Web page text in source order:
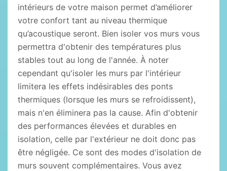
intérieurs de votre maison permet d’améliorer
votre confort tant au niveau thermique
qu’acoustique seront. Bien isoler vos murs vous
permettra d'obtenir des températures plus
stables tout au long de l'année. À noter
cependant qu'isoler les murs par l'intérieur
limitera les effets indésirables des ponts
thermiques (lorsque les murs se refroidissent),
mais n'en éliminera pas la cause. Afin d'obtenir
des performances élevées et durables en
isolation, celle par l'extérieur ne doit donc pas
être négligée. Ce sont des modes d'isolation de
murs souvent complémentaires. Vous avez